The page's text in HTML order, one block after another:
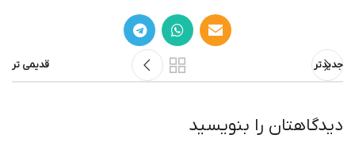
جدیدتر قدیمی تر
دیدگاهتان را بنویسید